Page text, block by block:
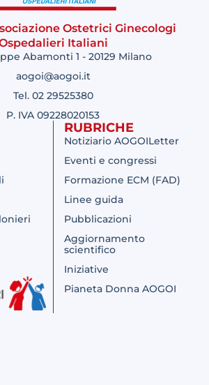
Ostetrici Ginecologi
Italiani
Abamonti 1 - 20129 Milano
aogoi@aogoi.it
Tel. 02 29525380
P. IVA 09228020153
RUBRICHE
Notiziario AOGOILetter
Eventi e congressi
Formazione ECM (FAD)
Linee guida
Pubblicazioni
Aggiornamento
scientifico
Iniziative
Pianeta Donna AOGOI